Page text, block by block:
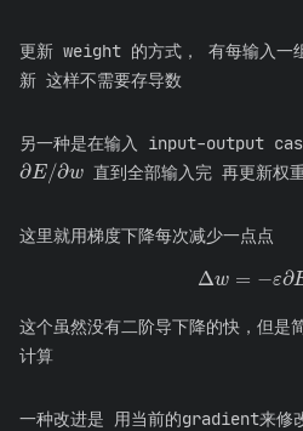
更新 weight 的方式， 有每输入
新 这样不需要存导数
另一种是在输入 input-output
∂E/∂w
直到全部输入完 再更新权
这里就用梯度下降每次减少一点点
这个虽然没有二阶导下降的快，但是
计算
一种改进是 用当前的gradient来